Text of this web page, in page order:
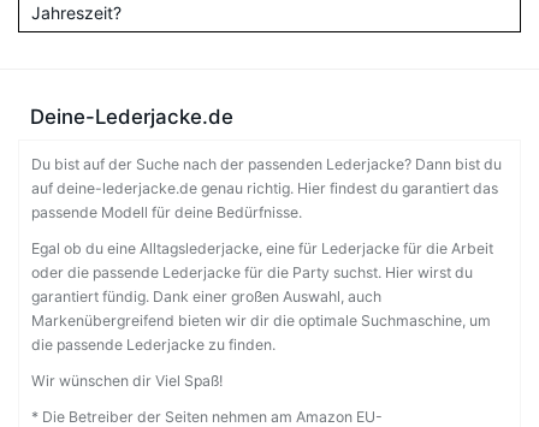
Jahreszeit?
Deine-Lederjacke.de
Du bist auf der Suche nach der passenden Lederjacke? Dann bist du
auf deine-lederjacke.de genau richtig. Hier findest du garantiert das
passende Modell für deine Bedürfnisse.
Egal ob du eine Alltagslederjacke, eine für Lederjacke für die Arbeit
oder die passende Lederjacke für die Party suchst. Hier wirst du
garantiert fündig. Dank einer großen Auswahl, auch
Markenübergreifend bieten wir dir die optimale Suchmaschine, um
die passende Lederjacke zu finden.
Wir wünschen dir Viel Spaß!
* Die Betreiber der Seiten nehmen am Amazon EU-